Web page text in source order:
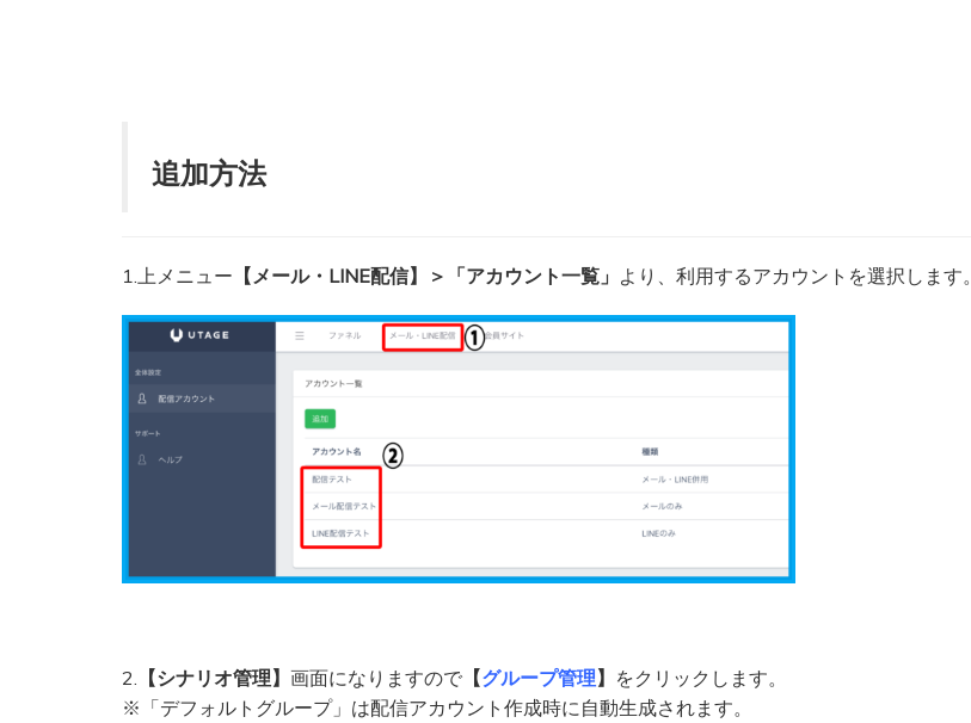
追加方法
1.上メニュー 【メール・LINE配信】＞「アカウント一覧」 より、利用するアカウントを選択します。
2. 【シナリオ管理】 画面になりますので 【グループ管理】 をクリックします。
※「デフォルトグループ」は配信アカウント作成時に自動生成されます。